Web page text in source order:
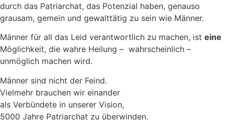
durch das Patriarchat, das Potenzial haben, genauso
grausam, gemein und gewalttätig zu sein wie Männer.
Männer für all das Leid verantwortlich zu machen, ist eine
Möglichkeit, die wahre Heilung – wahrscheinlich –
unmöglich machen wird.
Männer sind nicht der Feind.
Vielmehr brauchen wir einander
als Verbündete in unserer Vision,
5000 Jahre Patriarchat zu überwinden.